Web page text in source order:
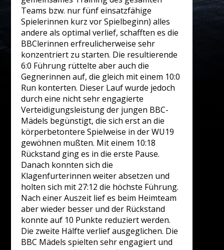
Teams bzw. nur fünf einsatzfähige
Spielerinnen kurz vor Spielbeginn) alles
andere als optimal verlief, schafften es die
BBClerinnen erfreulicherweise sehr
konzentriert zu starten. Die resultierende
6:0 Führung rüttelte aber auch die
Gegnerinnen auf, die gleich mit einem 10:0
Run konterten. Dieser Lauf wurde jedoch
durch eine nicht sehr engagierte
Verteidigungsleistung der jungen BBC-
Mädels begünstigt, die sich erst an die
körperbetontere Spielweise in der WU19
gewöhnen mußten. Mit einem 10:18
Rückstand ging es in die erste Pause.
Danach konnten sich die
Klagenfurterinnen weiter absetzen und
holten sich mit 27:12 die höchste Führung.
Nach einer Auszeit lief es beim Heimteam
aber wieder besser und der Rückstand
konnte auf 10 Punkte reduziert werden.
Die zweite Hälfte verlief ausgeglichen. Die
BBC Mädels spielten sehr engagiert und